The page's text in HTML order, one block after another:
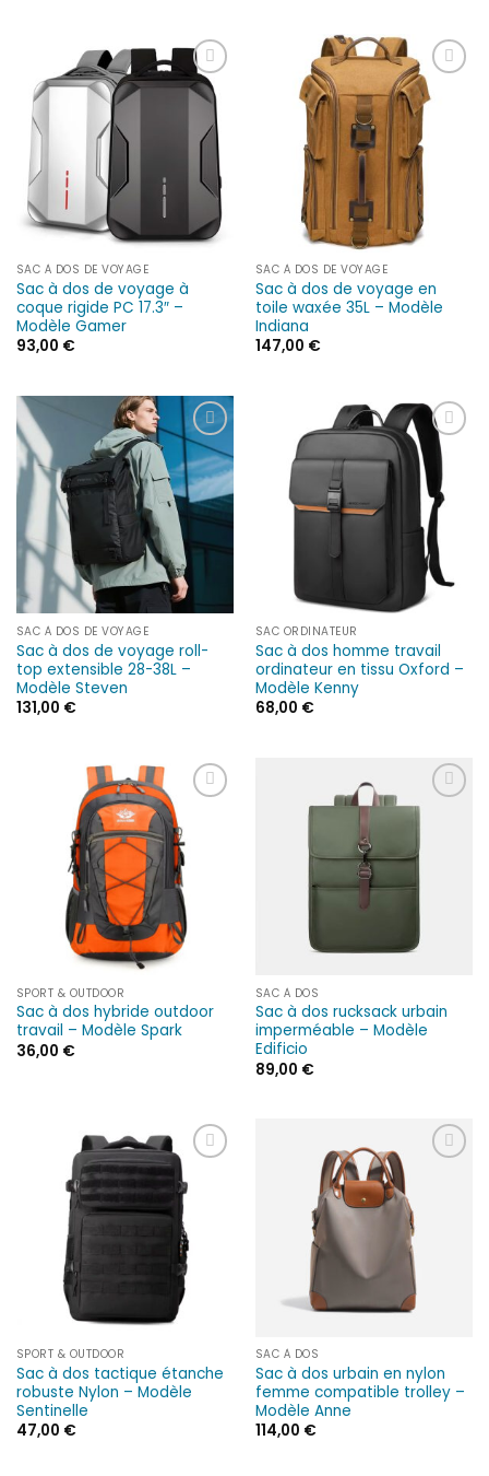
Ajouter
à la liste
d’envies
SAC À DOS DE VOYAGE
Sac à dos de voyage à
coque rigide PC 17.3″ –
Modèle Gamer
93,00 €
Ajouter
à la liste
d’envies
SAC À DOS DE VOYAGE
Sac à dos de voyage en
toile waxée 35L – Modèle
Indiana
147,00 €
Ajouter
à la liste
d’envies
SAC À DOS DE VOYAGE
Sac à dos de voyage roll-
top extensible 28-38L –
Modèle Steven
131,00 €
Ajouter
à la liste
d’envies
SAC ORDINATEUR
Sac à dos homme travail
ordinateur en tissu Oxford –
Modèle Kenny
68,00 €
Ajouter
à la liste
d’envies
SPORT & OUTDOOR
Sac à dos hybride outdoor
travail – Modèle Spark
36,00 €
Ajouter
SAC À DOS
Sac à dos rucksack urbain
imperméable – Modèle
Edificio
89,00 €
Ajouter
à la liste
d’envies
SPORT & OUTDOOR
Sac à dos tactique étanche
robuste Nylon – Modèle
Sentinelle
47,00 €
d’envies
SAC À DOS
Sac à dos urbain en nylon
femme compatible trolley –
Modèle Anne
114,00 €